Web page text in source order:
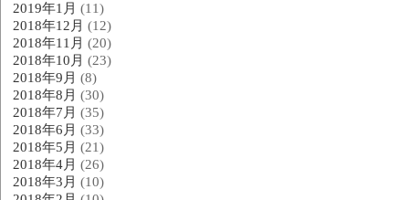
2019年1月 (11)
2018年12月 (12)
2018年11月 (20)
2018年10月 (23)
2018年9月 (8)
2018年8月 (30)
2018年7月 (35)
2018年6月 (33)
2018年5月 (21)
2018年4月 (26)
2018年3月 (10)